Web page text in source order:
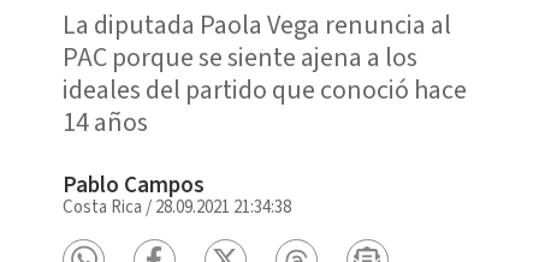
La diputada Paola Vega renuncia al
PAC porque se siente ajena a los
ideales del partido que conoció hace
14 años
Pablo Campos
Costa Rica /28.09.2021 21:34:38